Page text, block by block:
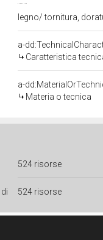
legno/ tornitura,
a-
Caratteristica
a-
Materia o tecnica
524 risorse
di 524 risorse